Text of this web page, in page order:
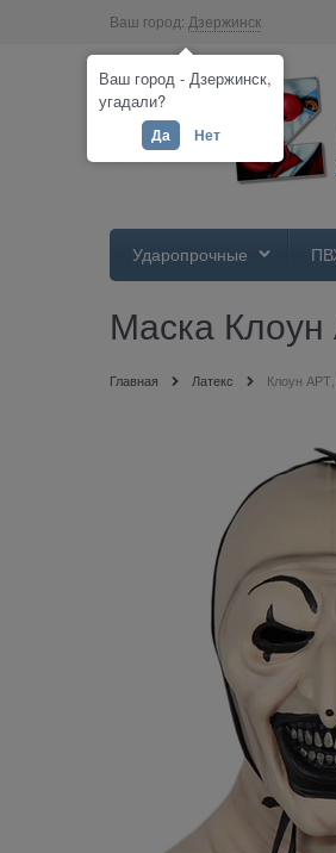
Ваш город: Дзержинск
Ударопрочные
Маска
Главная Латекс Клоун
Ваш город - Дзержинск,
угадали?
Да Нет